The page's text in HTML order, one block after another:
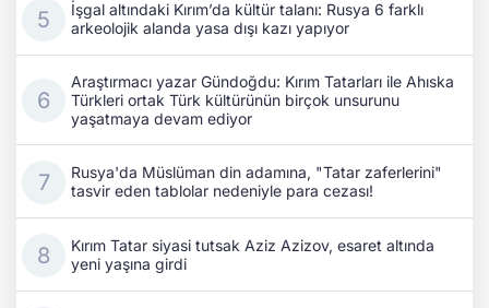
İşgal altındaki Kırım’da kültür talanı: Rusya 6 farklı
arkeolojik alanda yasa dışı kazı yapıyor
Araştırmacı yazar Gündoğdu: Kırım Tatarları ile Ahıska
Türkleri ortak Türk kültürünün birçok unsurunu
yaşatmaya devam ediyor
Rusya'da Müslüman din adamına, "Tatar zaferlerini"
tasvir eden tablolar nedeniyle para cezası!
Kırım Tatar siyasi tutsak Aziz Azizov, esaret altında
yeni yaşına girdi